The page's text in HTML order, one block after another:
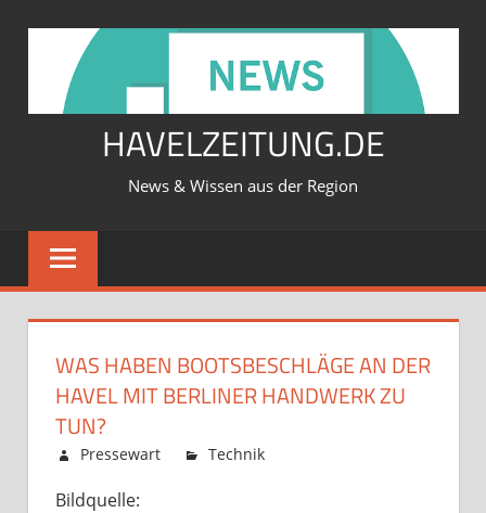
springen
HAVELZEITUNG.DE
News & Wissen aus der Region
WAS HABEN BOOTSBESCHLÄGE AN DER
HAVEL MIT BERLINER HANDWERK ZU
TUN?
Februar 12, 2026
Pressewart Technik
Bildquelle: